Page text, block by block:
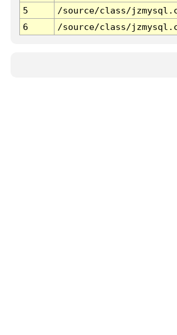
5
/source/class/
6
/source/class/